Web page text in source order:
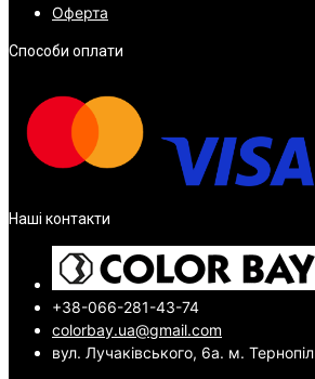
Оферта
Способи оплати
Наші контакти
+38-066-281-43-74
colorbay.ua@gmail.com
вул. Лучаківського, 6а. м.